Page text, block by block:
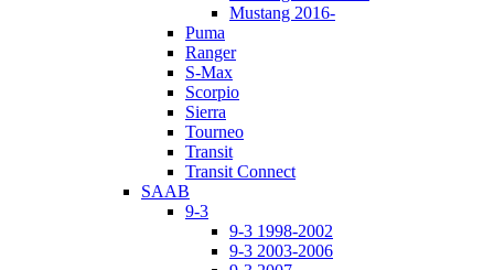
Mustang 2016-
Puma
Ranger
S-Max
Scorpio
Sierra
Tourneo
Transit
Transit Connect
SAAB
9-3
9-3 1998-2002
9-3 2003-2006